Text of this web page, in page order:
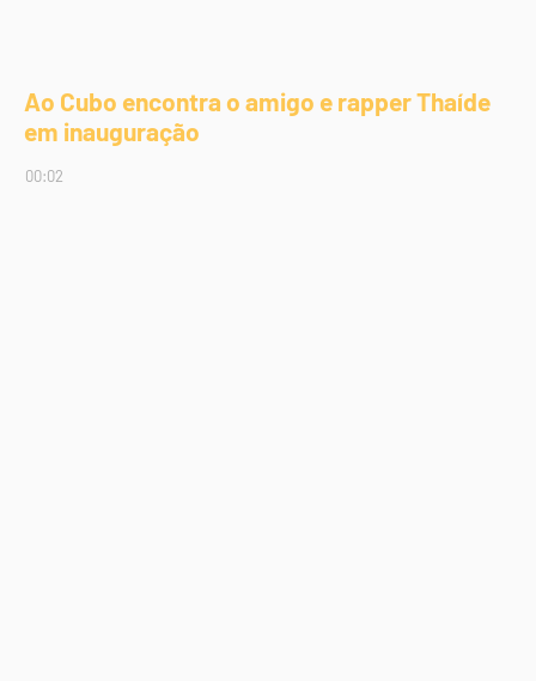
Ao Cubo encontra o amigo e rapper Thaíde
em inauguração
00:02